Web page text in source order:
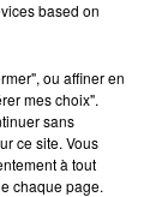
based on
ou affiner en
mes choix".
sans
ce site. Vous
à tout
chaque page.